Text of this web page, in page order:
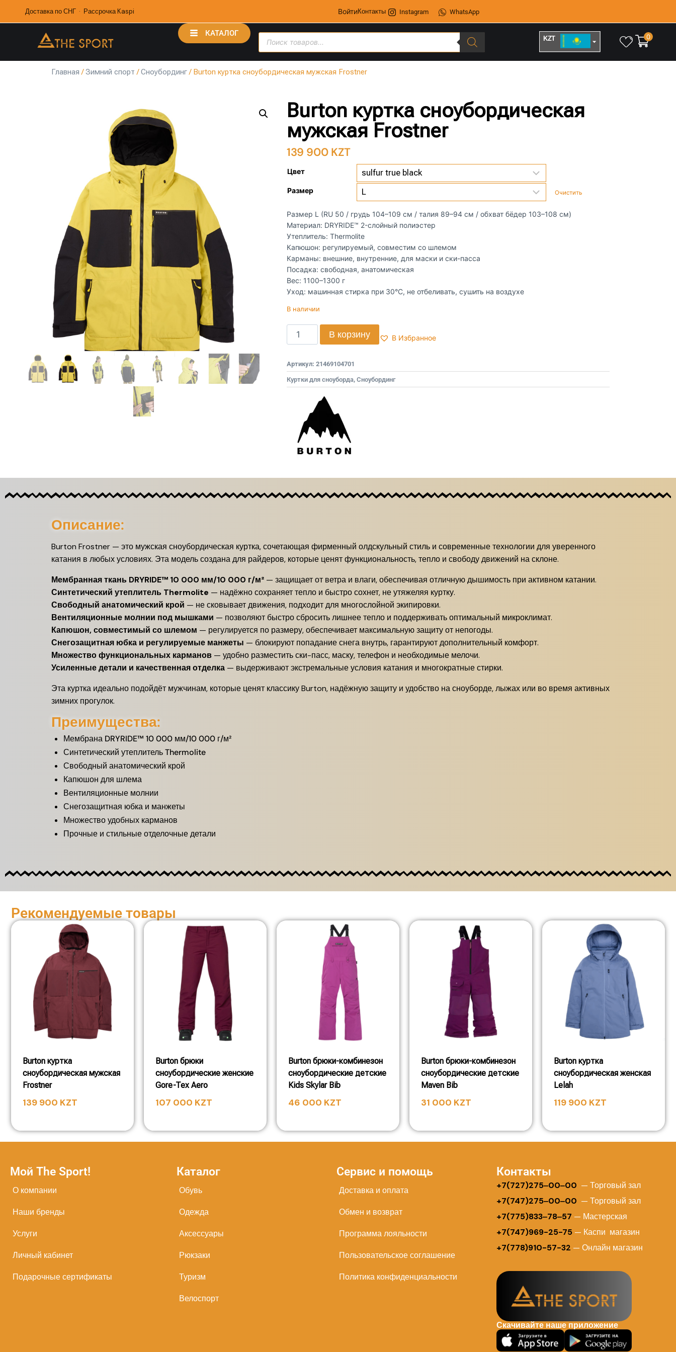
Доставка по СНГ · Рассрочка Kaspi ВойтиКонтакты Instagram WhatsApp
КАТАЛОГ
KZT 0
Главная /Зимний спорт /Сноубординг/ Burton куртка сноубордическая мужская Frostner
Burton куртка сноубордическая
мужская Frostner
139 900 KZT
Цвет
Размер Очистить
Размер L (RU 50 / грудь 104–109 см / талия 89–94 см / обхват бёдер 103–108 см)
Материал: DRYRIDE™ 2-слойный полиэстер
Утеплитель: Thermolite
Капюшон: регулируемый, совместим со шлемом
Карманы: внешние, внутренние, для маски и ски-пасса
Посадка: свободная, анатомическая
Вес: 1100–1300 г
Уход: машинная стирка при 30°C, не отбеливать, сушить на воздухе
В наличии
В корзину В Избранное
Артикул: 21469104701
Куртки для сноуборда, Сноубординг
Описание:
Burton Frostner — это мужская сноубордическая куртка, сочетающая фирменный олдскульный стиль и современные технологии для уверенного
катания в любых условиях. Эта модель создана для райдеров, которые ценят функциональность, тепло и свободу движений на склоне.
Мембранная ткань DRYRIDE™ 10 000 мм/10 000 г/м² — защищает от ветра и влаги, обеспечивая отличную дышимость при активном катании.
Синтетический утеплитель Thermolite — надёжно сохраняет тепло и быстро сохнет, не утяжеляя куртку.
Свободный анатомический крой — не сковывает движения, подходит для многослойной экипировки.
Вентиляционные молнии под мышками — позволяют быстро сбросить лишнее тепло и поддерживать оптимальный микроклимат.
Капюшон, совместимый со шлемом — регулируется по размеру, обеспечивает максимальную защиту от непогоды.
Снегозащитная юбка и регулируемые манжеты — блокируют попадание снега внутрь, гарантируют дополнительный комфорт.
Множество функциональных карманов — удобно разместить ски-пасс, маску, телефон и необходимые мелочи.
Усиленные детали и качественная отделка — выдерживают экстремальные условия катания и многократные стирки.
Эта куртка идеально подойдёт мужчинам, которые ценят классику Burton, надёжную защиту и удобство на сноуборде, лыжах или во время активных
зимних прогулок.
Преимущества:
Мембрана DRYRIDE™ 10 000 мм/10 000 г/м²
Синтетический утеплитель Thermolite
Свободный анатомический крой
Капюшон для шлема
Вентиляционные молнии
Снегозащитная юбка и манжеты
Множество удобных карманов
Прочные и стильные отделочные детали
Рекомендуемые товары
Burton куртка
сноубордическая мужская
Frostner
139 900 KZT
Burton брюки
сноубордические женские
Gore-Tex Aero
107 000 KZT
Burton брюки-комбинезон
сноубордические детские
Kids Skylar Bib
46 000 KZT
Burton брюки-комбинезон
сноубордические детские
Maven Bib
31 000 KZT
Burton куртка
сноубордическая женская
Lelah
119 900 KZT
Мой The Sport!
О компании
Наши бренды
Услуги
Личный кабинет
Подарочные сертификаты
Каталог
Обувь
Одежда
Аксессуары
Рюкзаки
Туризм
Велоспорт
Сервис и помощь
Доставка и оплата
Обмен и возврат
Программа лояльности
Пользовательское соглашение
Политика конфиденциальности
Контакты
+7(727)275‒00‒00 — Торговый зал
+7(747)275‒00‒00 — Торговый зал
+7(775)833‒78‒57 — Мастерская
+7(747)969-25-75— Каспи магазин
+7(778)910-57-32 — Онлайн магазин
Скачивайте наше приложение